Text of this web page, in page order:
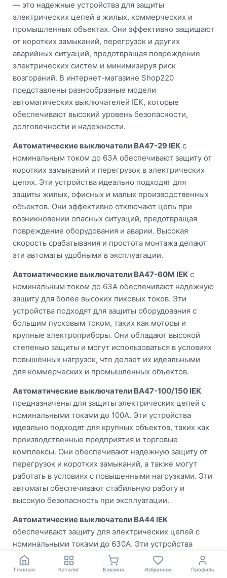
— это надежные устройства для защиты
электрических цепей в жилых, коммерческих и
промышленных объектах. Они эффективно защищают
от коротких замыканий, перегрузок и других
аварийных ситуаций, предотвращая повреждение
электрических систем и минимизируя риск
возгораний. В интернет-магазине Shop220
представлены разнообразные модели
автоматических выключателей IEK, которые
обеспечивают высокий уровень безопасности,
долговечности и надежности.
Автоматические выключатели ВА47-29 IEK с
номинальным током до 63A обеспечивают защиту от
коротких замыканий и перегрузок в электрических
цепях. Эти устройства идеально подходят для
защиты жилых, офисных и малых производственных
объектов. Они эффективно отключают цепь при
возникновении опасных ситуаций, предотвращая
повреждение оборудования и аварии. Высокая
скорость срабатывания и простота монтажа делают
эти автоматы удобными в эксплуатации.
Автоматические выключатели ВА47-60M IEK с
номинальным током до 63A обеспечивают надежную
защиту для более высоких пиковых токов. Эти
устройства подходят для защиты оборудования с
большим пусковым током, таких как моторы и
крупные электроприборы. Они обладают высокой
степенью защиты и могут использоваться в условиях
повышенных нагрузок, что делает их идеальными
для коммерческих и промышленных объектов.
Автоматические выключатели ВА47-100/150 IEK
предназначены для защиты электрических цепей с
номинальными токами до 100A. Эти устройства
идеально подходят для крупных объектов, таких как
производственные предприятия и торговые
комплексы. Они обеспечивают надежную защиту от
перегрузок и коротких замыканий, а также могут
работать в условиях с повышенными нагрузками. Эти
автоматы обеспечивают стабильную работу и
высокую безопасность при эксплуатации.
Автоматические выключатели ВА44 IEK
обеспечивают защиту для электрических цепей с
номинальными токами до 630A. Эти устройства
предназначены для крупных промышленных
объектов, таких как заводы, электростанции и другие
Главная Каталог Корзина Избранное Профиль